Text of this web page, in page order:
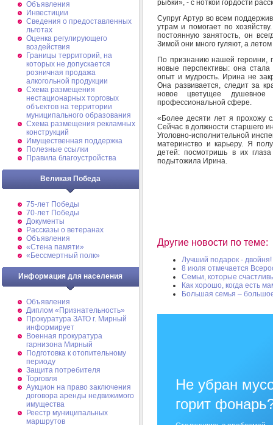
Объявления
Инвестиции
Сведения о предоставленных
льготах
Оценка регулирующего
воздействия
Границы территорий, на
которых не допускается
розничная продажа
алкогольной продукции
Схема размещения
нестационарных торговых
объектов на территории
муниципального образования
Схема размещения рекламных
конструкций
Имущественная поддержка
Полезные ссылки
Правила благоустройства
Великая Победа
75-лет Победы
70-лет Победы
Документы
Рассказы о ветеранах
Объявления
«Стена памяти»
«Бессмертный полк»
Информация для населения
Объявления
Диплом «Признательность»
Прокуратура ЗАТО г. Мирный
информирует
Военная прокуратура
гарнизона Мирный
Подготовка к отопительному
периоду
Защита потребителя
Торговля
Аукцион на право заключения
договора аренды недвижимого
имущества
Реестр муниципальных
маршрутов
рыбки», - с ноткой гордости
Супруг Артур во всем
утрам и помогает по
постоянную занятость, он
Зимой они много гуляют, а
По признанию нашей героини,
новые перспективы: она
опыт и мудрость. Ирина не
Она развивается, следит за
новое цветущее
профессиональной сфере.
«Более десяти лет я прохожу
Сейчас в должности старшего
Уголовно-исполнительной
материнство и карьеру. Я
детей: посмотришь в их
подытожила Ирина.
Другие новости по теме:
Лучший подарок - двойня!
8 июля отмечается
Семьи, которые
Как хорошо, когда есть
Большая семья –
Не убран
горит